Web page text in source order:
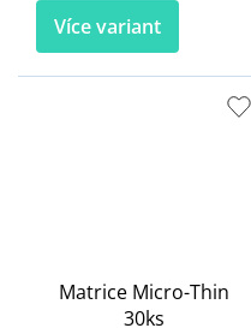
Více variant
Matrice Micro-Thin
30ks